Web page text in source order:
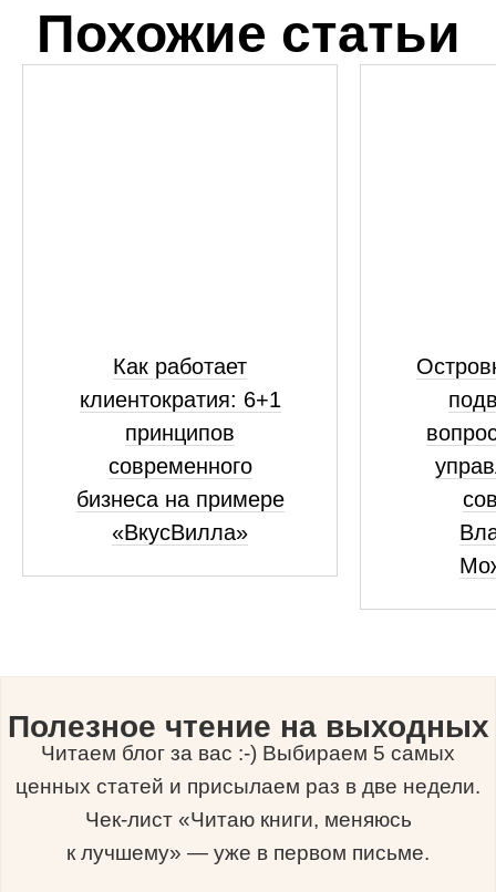
Похожие статьи
Как работает
клиентократия: 6+1
принципов
современного
бизнеса на примере
«ВкусВилла»
Полезное чтение на выходных
Читаем блог за вас :-) Выбираем 5 самых
ценных статей и присылаем раз в две недели.
Чек-лист «Читаю книги, меняюсь
к лучшему» — уже в первом письме.